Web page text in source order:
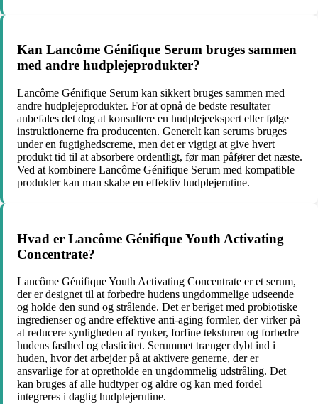
Kan Lancôme Génifique Serum bruges sammen
med andre hudplejeprodukter?
Lancôme Génifique Serum kan sikkert bruges sammen med
andre hudplejeprodukter. For at opnå de bedste resultater
anbefales det dog at konsultere en hudplejeekspert eller følge
instruktionerne fra producenten. Generelt kan serums bruges
under en fugtighedscreme, men det er vigtigt at give hvert
produkt tid til at absorbere ordentligt, før man påfører det næste.
Ved at kombinere Lancôme Génifique Serum med kompatible
produkter kan man skabe en effektiv hudplejerutine.
Hvad er Lancôme Génifique Youth Activating
Concentrate?
Lancôme Génifique Youth Activating Concentrate er et serum,
der er designet til at forbedre hudens ungdommelige udseende
og holde den sund og strålende. Det er beriget med probiotiske
ingredienser og andre effektive anti-aging formler, der virker på
at reducere synligheden af rynker, forfine teksturen og forbedre
hudens fasthed og elasticitet. Serummet trænger dybt ind i
huden, hvor det arbejder på at aktivere generne, der er
ansvarlige for at opretholde en ungdommelig udstråling. Det
kan bruges af alle hudtyper og aldre og kan med fordel
integreres i daglig hudplejerutine.